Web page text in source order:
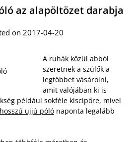
az alapöltözet darabja
on 2017-04-20
A ruhák közül abból
szeretnek a szülők a
legtöbbet vásárolni,
amit valójában ki is
például sokféle kiscipőre, mivel
ujjú póló naponta legalább